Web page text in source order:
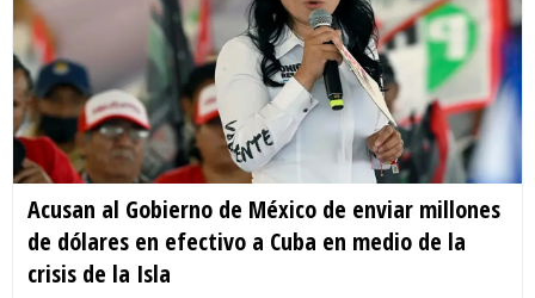
Acusan al Gobierno de México de enviar millones
de dólares en efectivo a Cuba en medio de la
crisis de la Isla